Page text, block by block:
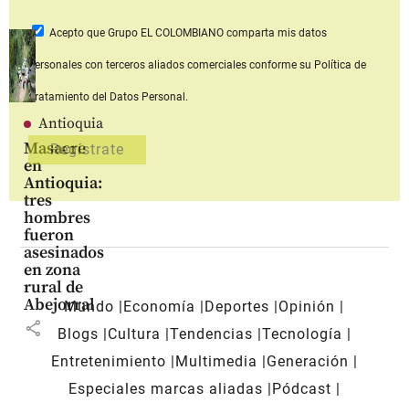
Antioquia
Masacre
en
Antioquia:
tres
hombres
fueron
asesinados
en zona
rural de
Abejorral
share
Acepto que Grupo EL COLOMBIANOcomparta mis datos
personales con terceros aliados comerciales conforme su Política de
Tratamiento del Datos Personal.
Mundo Economía Deportes
Opinión
Blogs
Cultura Tendencias Tecnología
Entretenimiento
Multimedia
Generación
Especiales marcas aliadas
Pódcast